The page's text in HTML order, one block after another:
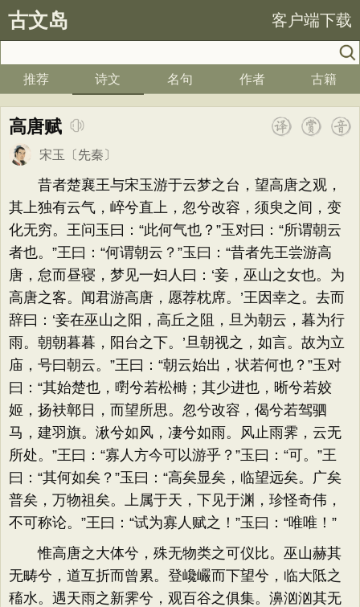
古文岛 客户端下载
推荐 诗文 名句 作者 古籍
高唐赋
宋玉 〔先秦〕
昔者楚襄王与宋玉游于云梦之台，望高唐之观，
其上独有云气，崪兮直上，忽兮改容，须臾之间，变
化无穷。王问玉曰：“此何气也？”玉对曰：“所谓朝云
者也。”王曰：“何谓朝云？”玉曰：“昔者先王尝游高
唐，怠而昼寝，梦见一妇人曰：‘妾，巫山之女也。为
高唐之客。闻君游高唐，愿荐枕席。’王因幸之。去而
辞曰：‘妾在巫山之阳，高丘之阻，旦为朝云，暮为行
雨。朝朝暮暮，阳台之下。’旦朝视之，如言。故为立
庙，号曰朝云。”王曰：“朝云始出，状若何也？”玉对
曰：“其始楚也，㬣兮若松榯；其少进也，晰兮若姣
姬，扬衭鄣日，而望所思。忽兮改容，偈兮若驾驷
马，建羽旗。湫兮如风，凄兮如雨。风止雨霁，云无
所处。”王曰：“寡人方今可以游乎？”玉曰：“可。”王
曰：“其何如矣？”玉曰：“高矣显矣，临望远矣。广矣
普矣，万物祖矣。上属于天，下见于渊，珍怪奇伟，
不可称论。”王曰：“试为寡人赋之！”玉曰：“唯唯！”
惟高唐之大体兮，殊无物类之可仪比。巫山赫其
无畴兮，道互折而曾累。登巉巗而下望兮，临大阺之
稸水。遇天雨之新霁兮，观百谷之俱集。濞汹汹其无